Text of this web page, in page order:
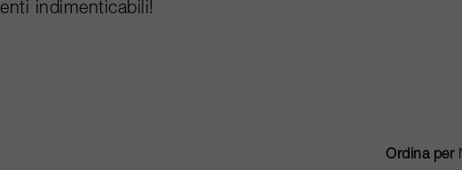
indimenticabili!
Ordina per